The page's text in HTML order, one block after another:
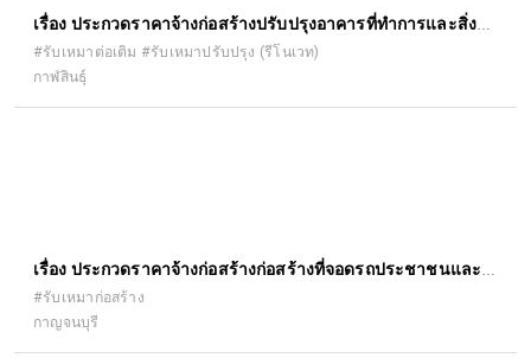
เรื่อง ประกวดราคาจ้างก่อสร้างปรับปรุงอาคารที่ทำการและสิ่ง
ก่อสร้างประกอบ สำนักงานจัดหางาน จังหวัดกาฬสินธุ์ ด้วยวิธี
ประกวดราคาอิเล็กทรอนิกส์ (e-bidding)
#รับเหมาต่อเติม #รับเหมาปรับปรุง (รีโนเวท)
กาฬสินธุ์
เรื่อง ประกวดราคาจ้างก่อสร้างก่อสร้างที่จอดรถประชาชนและ
คนพิการ สำนักงานที่ดินจังหวัดกาญจนบุรี ด้วยวิธีประกวดราคา
อิเล็กทรอนิกส์ (e-bidding)
#รับเหมาก่อสร้าง
กาญจนบุรี